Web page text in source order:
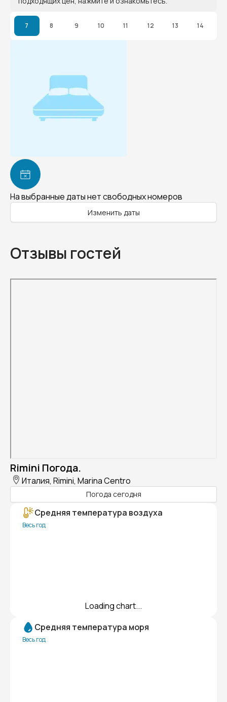
7 8 9 10 11 12 13 14
На выбранные даты нет свободных номеров
Изменить даты
Отзывы гостей
Rimini Погода.
Италия, Rimini, Marina Centro
Погода сегодня
Средняя температура воздуха
Весь год
Loading chart...
Средняя температура моря
Весь год